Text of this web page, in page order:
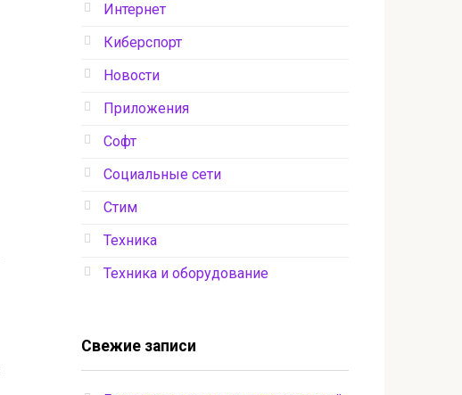
Интернет
Киберспорт
Новости
Приложения
Софт
Социальные сети
Стим
Техника
Техника и оборудование
Свежие записи